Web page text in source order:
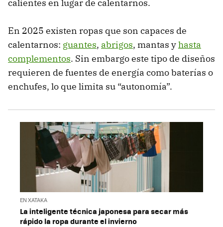
calientes en lugar de calentarnos.
En 2025 existen ropas que son capaces de
calentarnos: guantes, abrigos, mantas yhasta
complementos. Sin embargo este tipo de diseños
requieren de fuentes de energía como baterías o
enchufes, lo que limita su “autonomía”.
EN XATAKA
La inteligente técnica japonesa para secar más
rápido la ropa durante el invierno